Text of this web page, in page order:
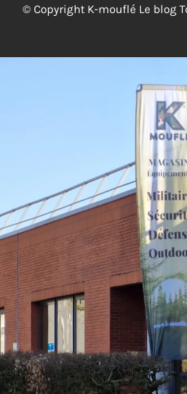
© Copyright K-mouflé Le blog